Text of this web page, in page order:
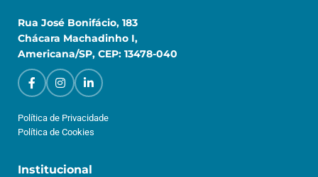
Rua José Bonifácio, 183
Chácara Machadinho I,
Americana/SP, CEP: 13478-040
Política de Privacidade
Política de Cookies
Institucional